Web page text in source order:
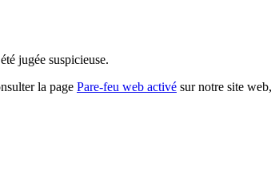
jugée suspicieuse.
la page Pare-feu web activé sur notre site